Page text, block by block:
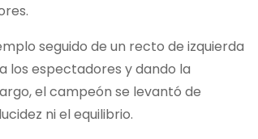
seguido de un recto de izquierda
los espectadores y dando la
el campeón se levantó de
ni el equilibrio.